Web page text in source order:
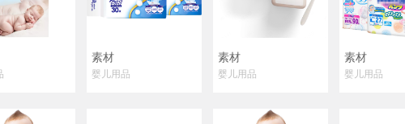
素材
婴儿用品
素材
婴儿用品
素材
婴儿用品